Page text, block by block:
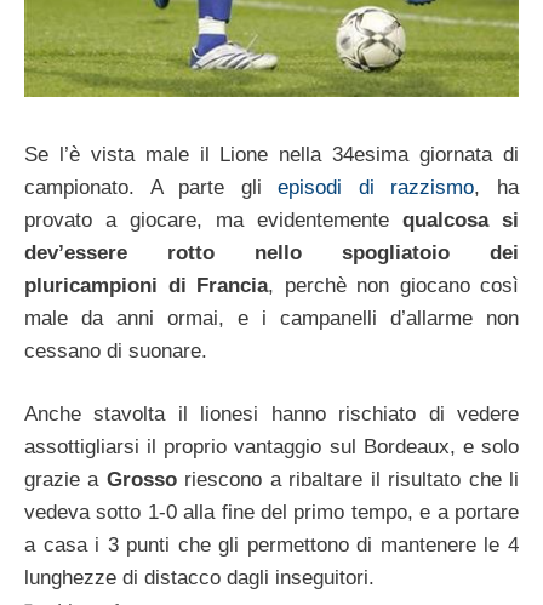
Se l’è vista male il Lione nella 34esima giornata di
campionato. A parte gliepisodi di razzismo, ha
provato a giocare, ma evidentemente qualcosa si
dev’essere rotto nello spogliatoio dei
pluricampioni di Francia, perchè non giocano così
male da anni ormai, e i campanelli d’allarme non
cessano di suonare.
Anche stavolta il lionesi hanno rischiato di vedere
assottigliarsi il proprio vantaggio sul Bordeaux, e solo
grazie a Grosso riescono a ribaltare il risultato che li
vedeva sotto 1-0 alla fine del primo tempo, e a portare
a casa i 3 punti che gli permettono di mantenere le 4
lunghezze di distacco dagli inseguitori.